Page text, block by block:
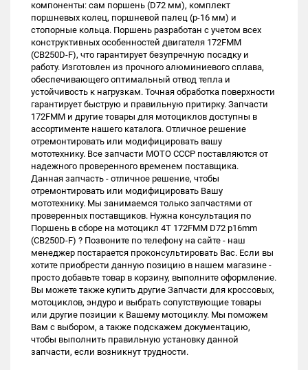
компоненты: сам поршень (D72 мм), комплект
поршневых колец, поршневой палец (р-16 мм) и
стопорные кольца. Поршень разработан с учетом всех
конструктивных особенностей двигателя 172FMM
(CB250D-F), что гарантирует безупречную посадку и
работу. Изготовлен из прочного алюминиевого сплава,
обеспечивающего оптимальный отвод тепла и
устойчивость к нагрузкам. Точная обработка поверхности
гарантирует быструю и правильную притирку. Запчасти
172FMM и другие товары для мотоциклов доступны в
ассортименте нашего каталога. Отличное решение
отремонтировать или модифицировать вашу
мототехнику. Все запчасти МОТО СССР поставляются от
надежного проверенного временем поставщика.
Данная запчасть - отличное решение, чтобы
отремонтировать или модифицировать Вашу
мототехнику. Мы занимаемся только запчастями от
проверенных поставщиков. Нужна консультация по
Поршень в сборе на мотоцикл 4Т 172FMM D72 p16mm
(CB250D-F) ? Позвоните по телефону на сайте - наш
менеджер постарается проконсультировать Вас. Если вы
хотите приобрести данную позицию в нашем магазине -
просто добавьте товар в корзину, выполните оформление.
Вы можете также купить другие Запчасти для кроссовых,
мотоциклов, эндуро и выбрать сопутствующие товары
или другие позиции к Вашему мотоциклу. Мы поможем
Вам с выбором, а также подскажем документацию,
чтобы выполнить правильную установку данной
запчасти, если возникнут трудности.